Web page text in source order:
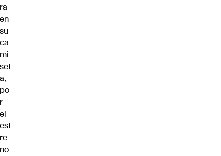
ra
en
su
ca
mi
set
a,
po
r
el
est
re
no